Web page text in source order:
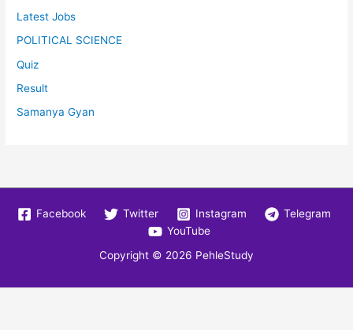
Latest Jobs
POLITICAL SCIENCE
Quiz
Result
Samanya Gyan
Facebook Twitter Instagram
Telegram
YouTube
Copyright © 2026 PehleStudy